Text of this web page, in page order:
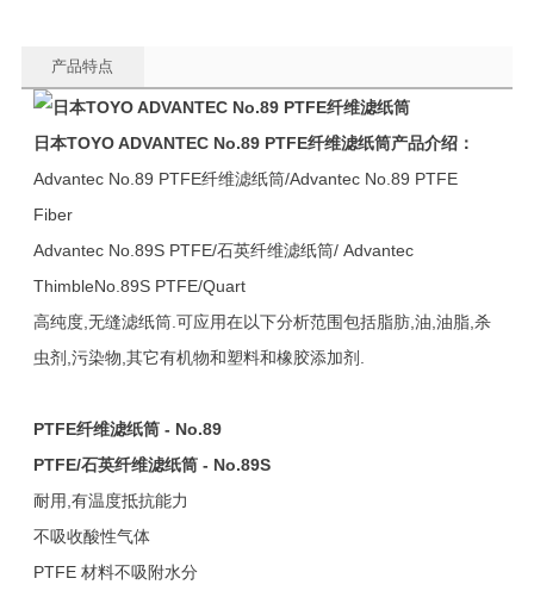
产品特点
日本TOYO ADVANTEC No.89 PTFE纤维滤纸筒产品介绍：
Advantec No.89 PTFE纤维滤纸筒/Advantec No.89 PTFE
Fiber
Advantec No.89S PTFE/石英纤维滤纸筒/ Advantec
ThimbleNo.89S PTFE/Quart
高纯度,无缝滤纸筒.可应用在以下分析范围包括脂肪,油,油脂,杀
虫剂,污染物,其它有机物和塑料和橡胶添加剂.
PTFE纤维滤纸筒 - No.89
PTFE/石英纤维滤纸筒 - No.89S
耐用,有温度抵抗能力
不吸收酸性气体
PTFE 材料不吸附水分